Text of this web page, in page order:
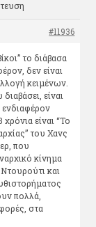
#11936
το διάβασα
δεν είναι
κειμένων.
είναι
είναι “Το
του Χανς
που
κίνημα
και
πολλά,
στα